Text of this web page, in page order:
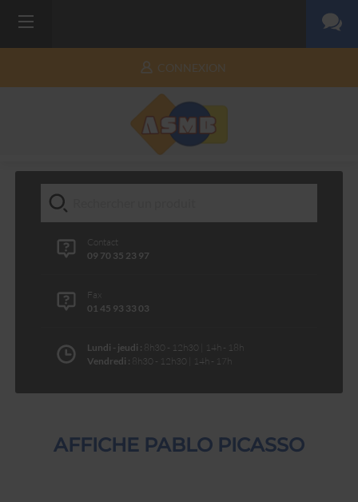
CONNEXION
Contact
09 70 35 23 97
Fax
01 45 93 33 03
Lundi - jeudi : 8h30 - 12h30 | 14h - 18h
Vendredi : 8h30 - 12h30 | 14h - 17h
AFFICHE PABLO PICASSO